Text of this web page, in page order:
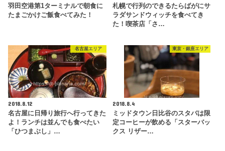
羽田空港第1ターミナルで朝食に
たまごかけご飯食べてみた！
札幌で行列のできるたらばがにサ
ラダサンドウィッチを食べてき
た！喫茶店「さ…
名古屋エリア
2018.8.12
名古屋に日帰り旅行へ行ってきた
よ！ランチは並んでも食べたい
「ひつまぶし」…
東京・銀座エリア
2018.8.4
ミッドタウン日比谷のスタバは限
定コーヒーが飲める「スターバッ
クス リザー…